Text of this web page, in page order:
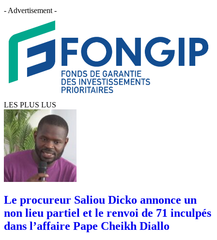
- Advertisement -
LES PLUS LUS
Le procureur Saliou Dicko annonce un
non lieu partiel et le renvoi de 71 inculpés
dans l’affaire Pape Cheikh Diallo